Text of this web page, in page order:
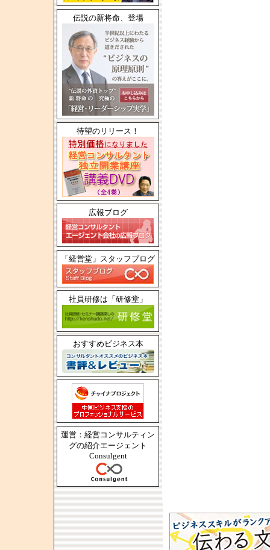
伝説の新将命、登場
待望のリリース！
広報ブログ
「経営堂」スタッフブログ
社員研修は「研修堂」
おすすめビジネス本
運営：経営コンサルティン
グの紹介エージェント
Consulgent